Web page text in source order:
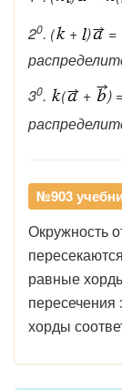
20. ( + ) =
30. ( + )
№903
Окружность
равные
пересечения
хорды